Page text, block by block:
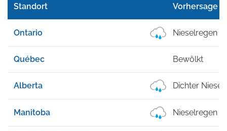
Standort Vorhersage
Ontario Nieselregen
Québec Bewölkt
Alberta Dichter
Manitoba Nieselregen